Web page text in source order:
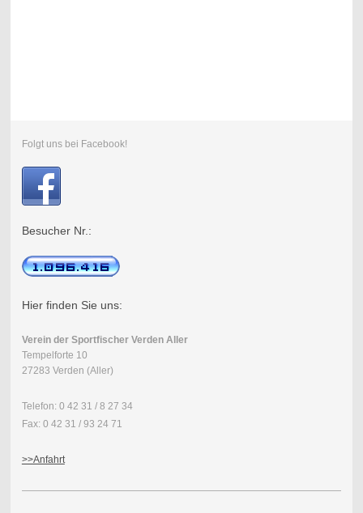
Folgt uns bei Facebook!
Besucher Nr.:
Hier finden Sie uns:
Verein der Sportfischer Verden Aller
Tempelforte 10
27283 Verden (Aller)
Telefon: 0 42 31 / 8 27 34
Fax: 0 42 31 / 93 24 71
>>Anfahrt